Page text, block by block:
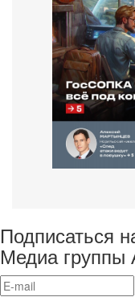
Подписаться
Медиа группы